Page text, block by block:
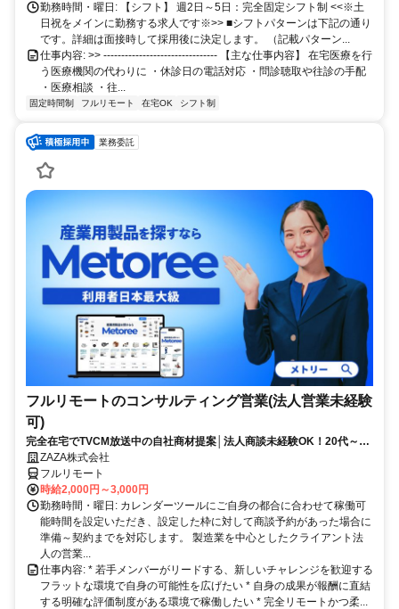
勤務時間・曜日: 【シフト】 週2日～5日：完全固定シフト制 <<※土
日祝をメインに勤務する求人です※>> ■シフトパターンは下記の通り
です。詳細は面接時して採用後に決定します。 （記載パターン...
仕事内容: >> -------------------------------- 【主な仕事内容】 在宅医療を行
う医療機関の代わりに ・休診日の電話対応 ・問診聴取や往診の手配
・医療相談 ・往...
固定時間制 フルリモート 在宅OK シフト制
業務委託
フルリモートのコンサルティング営業(法人営業未経験
可)
完全在宅でTVCM放送中の自社商材提案│法人商談未経験OK！20代～活
躍中◎顧客課題を解決する提案経験が積める環境
ZAZA株式会社
フルリモート
時給2,000円～3,000円
勤務時間・曜日: カレンダーツールにご自身の都合に合わせて稼働可
能時間を設定いただき、設定した枠に対して商談予約があった場合に
準備～契約までを対応します。 製造業を中心としたクライアント法
人の営業...
仕事内容: * 若手メンバーがリードする、新しいチャレンジを歓迎する
フラットな環境で自身の可能性を広げたい * 自身の成果が報酬に直結
する明確な評価制度がある環境で稼働したい * 完全リモートかつ柔...